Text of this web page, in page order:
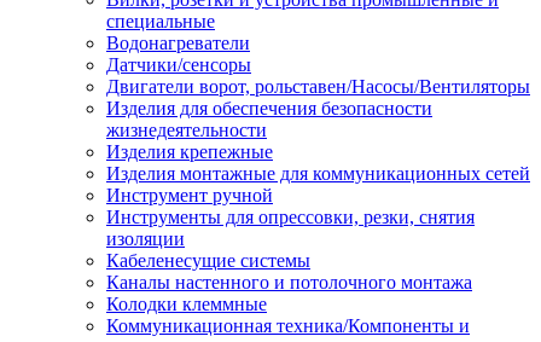
специальные
Водонагреватели
Датчики/сенсоры
Двигатели ворот, рольставен/Насосы/Вентиляторы
Изделия для обеспечения безопасности
жизнедеятельности
Изделия крепежные
Изделия монтажные для коммуникационных сетей
Инструмент ручной
Инструменты для опрессовки, резки, снятия
изоляции
Кабеленесущие системы
Каналы настенного и потолочного монтажа
Колодки клеммные
Коммуникационная техника/Компоненты и